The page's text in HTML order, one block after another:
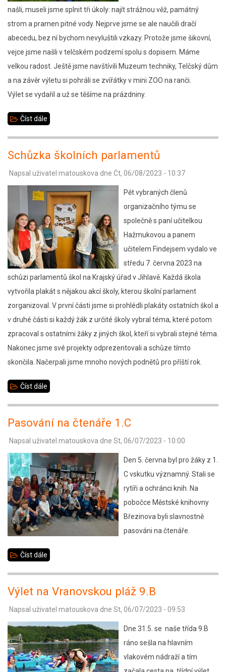
našli, museli jsme splnit tři úkoly: najít strážnou věž, památný
strom a pramen pitné vody. Nejprve jsme se ale naučili dračí
abecedu, bez ní bychom nevyluštili vzkazy. Protože jsme šikovní,
vejce jsme našli v telčském podzemí spolu s dopisem. Máme
velkou radost. Ještě jsme navštívili Muzeum techniky, Telčský dům
a na závěr výletu si pohráli se zvířátky v mini ZOO na ranči.
Výlet se vydařil a už se těšíme na prázdniny.
Číst dále
dračím
vejcem
2.A
Schůzka školních parlamentů
Napsal uživatel matouskova dne Čt, 06/08/2023 - 10:37
Pět vybraných členů
organizačního týmu se
společně s paní učitelkou
Hažmukovou a panem
učitelem Findejsem vydalo ve
středu 7. června 2023 na
schůzi parlamentů škol na Krajský úřad v Jihlavě. Každá škola
vytvořila plakát s nějakou akcí školy, kterou školní parlament
zorganizoval. V první části jsme si prohlédli plakáty ostatních škol a
v druhé části si každý žák z určité školy vybral téma, které potom
zpracoval s ostatními žáky z jiných škol, kteří si vybrali stejné téma.
Nakonec jsme své projekty odprezentovali a schůze tímto
skončila. Načerpali jsme mnoho nových podnětů pro příští rok.
Číst dále
parlamentů
Pasování na čtenáře 1.C
Napsal uživatel matouskova dne St, 06/07/2023 - 10:00
Den 5. června byl pro žáky z 1.
C vskutku významný. Stali se
rytíři a ochránci knih. Na
pobočce Městské knihovny
Březinova byli slavnostně
pasováni na čtenáře.
Číst dále
čtenáře
1.C
Výlet na Vranovskou pláž 9.B
Napsal uživatel matouskova dne St, 06/07/2023 - 09:53
Dne 31.5. se naše třída 9.B
ráno sešla na hlavním
vlakovém nádraží a tím